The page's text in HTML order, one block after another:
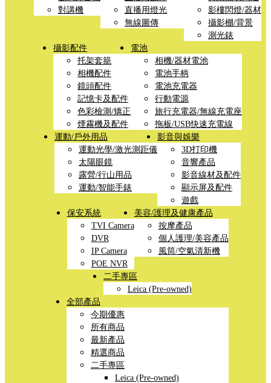
對講機
直播用燈光
無線圖傳
影樓閃燈/器材
攝影棚/背景
測光錶
攝影配件
托架套籠
相機配件
鏡頭配件
記憶卡及配件
色彩檢測/矯正
煙霧機及配件
電池
相機/器材電池
電池手柄
電池充電器
行動電源
旅行充電器/無線充電座
拖板/USB快速充電線
運動/戶外用品
運動光學/激光測距儀
太陽眼鏡
露營/行山用品
運動/智能手錶
影音與娛樂
3D打印機
音響產品
影音線材及配件
顯示屏及配件
遊戲
保安系統
TVI Camera
DVR
IP Camera
POE NVR
美容/護理及健康產品
按摩產品
個人護理/美容產品
風筒/空氣清新機
二手專區
Leica (Pre-owned)
全部產品
今期優惠
所有商品
最新產品
精選商品
二手專區
Leica (Pre-owned)